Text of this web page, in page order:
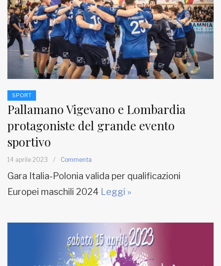
SPORT
Pallamano Vigevano e Lombardia
protagoniste del grande evento
sportivo
14 aprile 2023 / Commenta
Gara Italia-Polonia valida per qualificazioni
Europei maschili 2024
Leggi »